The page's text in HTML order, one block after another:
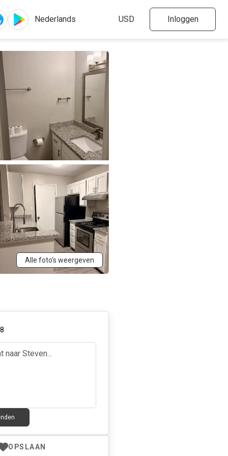
Inloggen
Alle foto's weergeven
OPSLAAN